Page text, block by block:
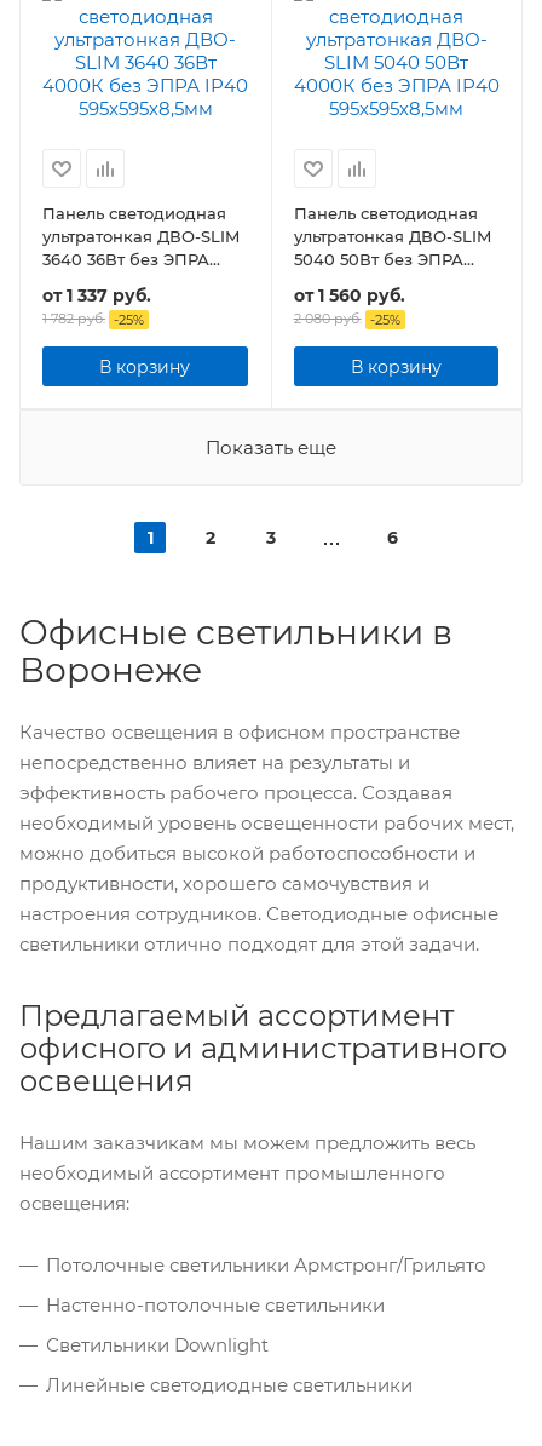
Панель светодиодная
ультратонкая ДВО-SLIM
3640 36Вт без ЭПРА
от1 337 руб.
1 782 руб. -25%
В корзину
Панель светодиодная
ультратонкая ДВО-SLIM
5040 50Вт без ЭПРА
от1 560 руб.
2 080 руб. -25%
В корзину
Показать еще
1 2 3 6
Офисные светильники в
Воронеже
Качество освещения в офисном пространстве
непосредственно влияет на результаты и
эффективность рабочего процесса. Создавая
необходимый уровень освещенности рабочих мест,
можно добиться высокой работоспособности и
продуктивности, хорошего самочувствия и
настроения сотрудников. Светодиодные офисные
светильники отлично подходят для этой задачи.
Предлагаемый ассортимент
офисного и административного
освещения
Нашим заказчикам мы можем предложить весь
необходимый ассортимент промышленного
освещения:
Потолочные светильники Армстронг/Грильято
Настенно-потолочные светильники
Светильники Downlight
Линейные светодиодные светильники